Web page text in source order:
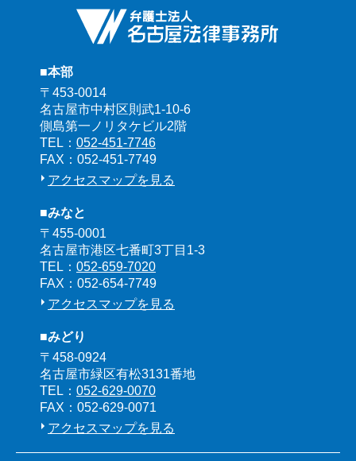
■本部
〒453-0014
名古屋市中村区則武1-10-6
側島第一ノリタケビル2階
TEL： 052-451-7746
FAX：052-451-7749
アクセスマップを見る
■みなと
〒455-0001
名古屋市港区七番町3丁目1-3
TEL： 052-659-7020
FAX：052-654-7749
アクセスマップを見る
■みどり
〒458-0924
名古屋市緑区有松3131番地
TEL： 052-629-0070
FAX：052-629-0071
アクセスマップを見る